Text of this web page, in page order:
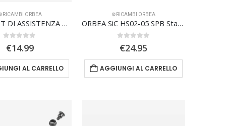
ORBEA
ORBEA KIT DI ASSISTENZA E DP-MC20 DROPPER 31,6
€14.99
AL CARRELLO
⚙️RICAMBI ORBEA
ORBEA SiC HS02-05 SPB Standard con passacavi
€24.95
AGGIUNGI AL CARRELLO